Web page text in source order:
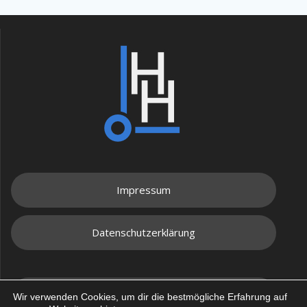
Impressum
Datenschutzerklärung
Email
Wir verwenden Cookies, um dir die bestmögliche Erfahrung auf